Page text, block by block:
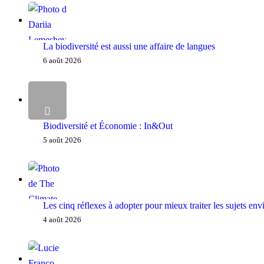
La biodiversité est aussi une affaire de langues
6 août 2026
Biodiversité et Économie : In&Out
5 août 2026
Les cinq réflexes à adopter pour mieux traiter les sujets
4 août 2026